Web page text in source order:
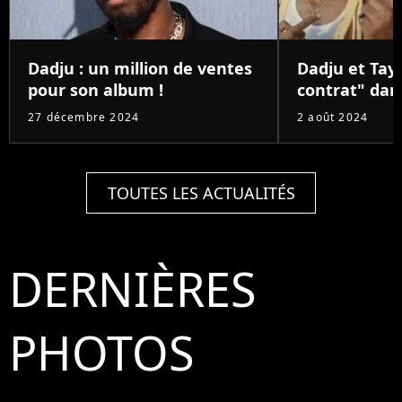
Dadju : un million de ventes
pour son album !
27 décembre 2024
Dadju et
contrat"
2 août 2024
TOUTES LES ACTUALITÉS
DERNIÈRES
PHOTOS